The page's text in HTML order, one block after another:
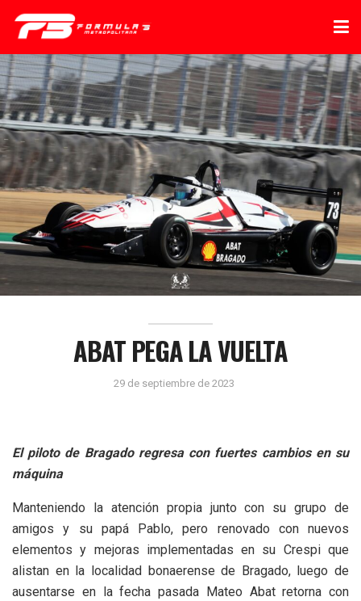
ABAT PEGA LA VUELTA
29 de septiembre de 2023
El piloto de Bragado regresa con fuertes cambios en su
máquina
Manteniendo la atención propia junto con su grupo de
amigos y su papá Pablo, pero renovado con nuevos
elementos y mejoras implementadas en su Crespi que
alistan en la localidad bonaerense de Bragado, luego de
ausentarse en la fecha pasada Mateo Abat retorna con